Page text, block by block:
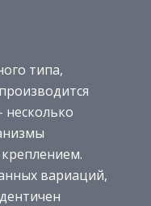
типа,
несколько
вариаций,